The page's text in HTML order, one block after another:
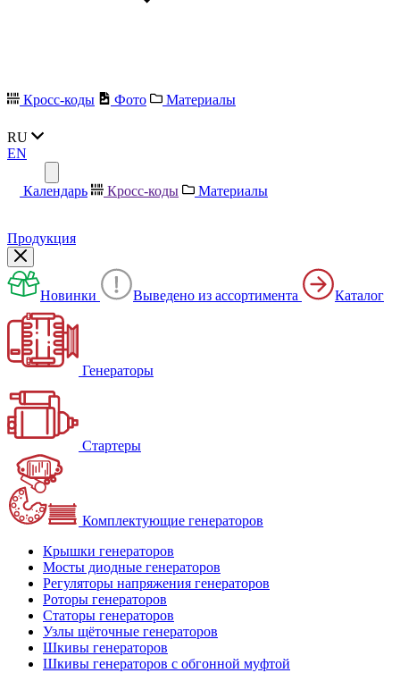
Кросс-коды Фото Материалы
RU
EN
Календарь Кросс-коды Материалы
Продукция
Новинки Выведено из ассортимента Каталог
Генераторы
Стартеры
Комплектующие генераторов
Крышки генераторов
Мосты диодные генераторов
Регуляторы напряжения генераторов
Роторы генераторов
Статоры генераторов
Узлы щёточные генераторов
Шкивы генераторов
Шкивы генераторов с обгонной муфтой